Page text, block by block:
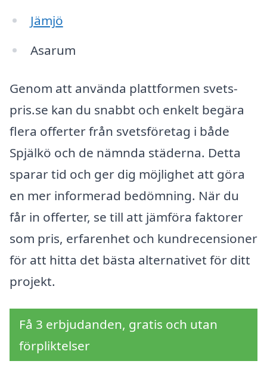
Jämjö
Asarum
Genom att använda plattformen svets-
pris.se kan du snabbt och enkelt begära
flera offerter från svetsföretag i både
Spjälkö och de nämnda städerna. Detta
sparar tid och ger dig möjlighet att göra
en mer informerad bedömning. När du
får in offerter, se till att jämföra faktorer
som pris, erfarenhet och kundrecensioner
för att hitta det bästa alternativet för ditt
projekt.
Få 3 erbjudanden, gratis och utan
förpliktelser